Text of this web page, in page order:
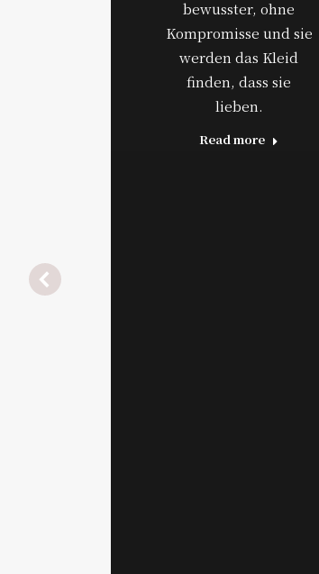
bewusster, ohne
Kompromisse und sie
werden das Kleid
finden, dass sie
lieben.
Read more